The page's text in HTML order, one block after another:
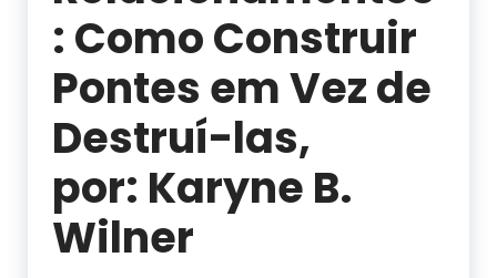
: Como Construir
Pontes em Vez de
Destruí-las,
por: Karyne B.
Wilner